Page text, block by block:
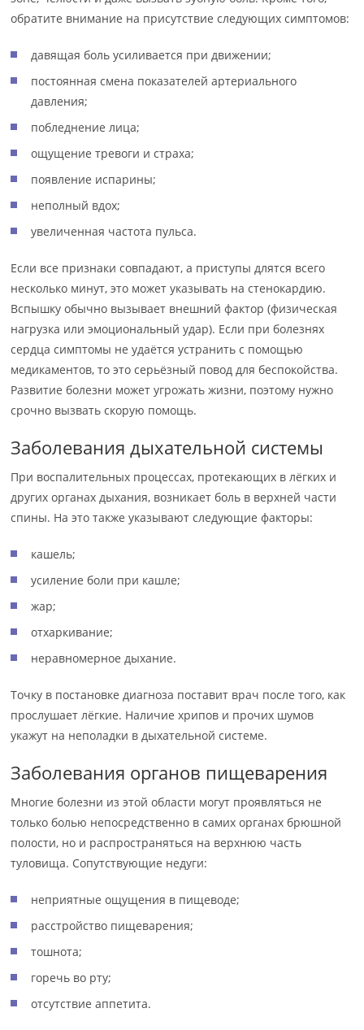
обратите внимание на присутствие следующих симптомов:
давящая боль усиливается при движении;
постоянная смена показателей артериального
давления;
побледнение лица;
ощущение тревоги и страха;
появление испарины;
неполный вдох;
увеличенная частота пульса.
Если все признаки совпадают, а приступы длятся всего
несколько минут, это может указывать на стенокардию.
Вспышку обычно вызывает внешний фактор (физическая
нагрузка или эмоциональный удар). Если при болезнях
сердца симптомы не удаётся устранить с помощью
медикаментов, то это серьёзный повод для беспокойства.
Развитие болезни может угрожать жизни, поэтому нужно
срочно вызвать скорую помощь.
Заболевания дыхательной системы
При воспалительных процессах, протекающих в лёгких и
других органах дыхания, возникает боль в верхней части
спины. На это также указывают следующие факторы:
кашель;
усиление боли при кашле;
жар;
отхаркивание;
неравномерное дыхание.
Точку в постановке диагноза поставит врач после того, как
прослушает лёгкие. Наличие хрипов и прочих шумов
укажут на неполадки в дыхательной системе.
Заболевания органов пищеварения
Многие болезни из этой области могут проявляться не
только болью непосредственно в самих органах брюшной
полости, но и распространяться на верхнюю часть
туловища. Сопутствующие недуги:
неприятные ощущения в пищеводе;
расстройство пищеварения;
тошнота;
горечь во рту;
отсутствие аппетита.